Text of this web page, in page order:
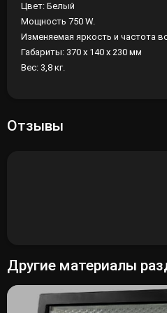
Цвет: Белый
Мощность 750 W.
Изменяемая яркость и частота
Габариты: 370 х 140 х 230 мм
Вес: 3,8 кг.
Отзывы
Другие материалы
Лампы
Светофильтры
Стробоскопы